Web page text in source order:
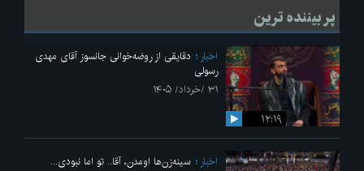
لحظاتی از قرائت زیارت اربعین امام حسین(ع) در مراسم عزاداری هیئات
پر بیننده ترین
۱۲:۱۹
اخبار
دقایقی از روضه‌خوانی جانسوز آقای مهدی
رسولی
۳۱ /خرداد/ ۱۴۰۵
اخبار
سینه‌زن‌ها اومدن،‌ آقا.. تو اما نبودی...